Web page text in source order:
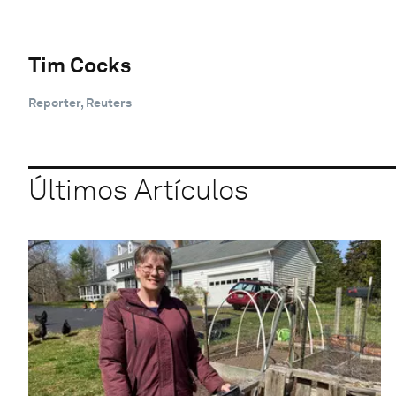
Tim Cocks
Reporter, Reuters
Últimos Artículos